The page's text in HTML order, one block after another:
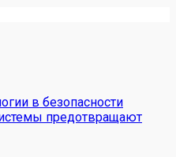
в безопасности
предотвращают